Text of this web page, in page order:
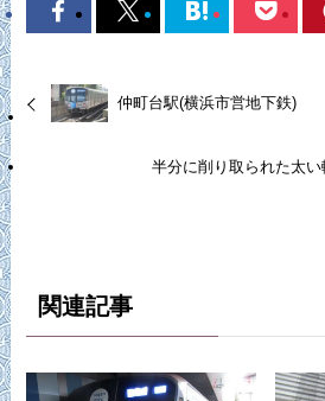
仲町台駅(横浜市営地下鉄)
半分に削り取られた太
関連記事